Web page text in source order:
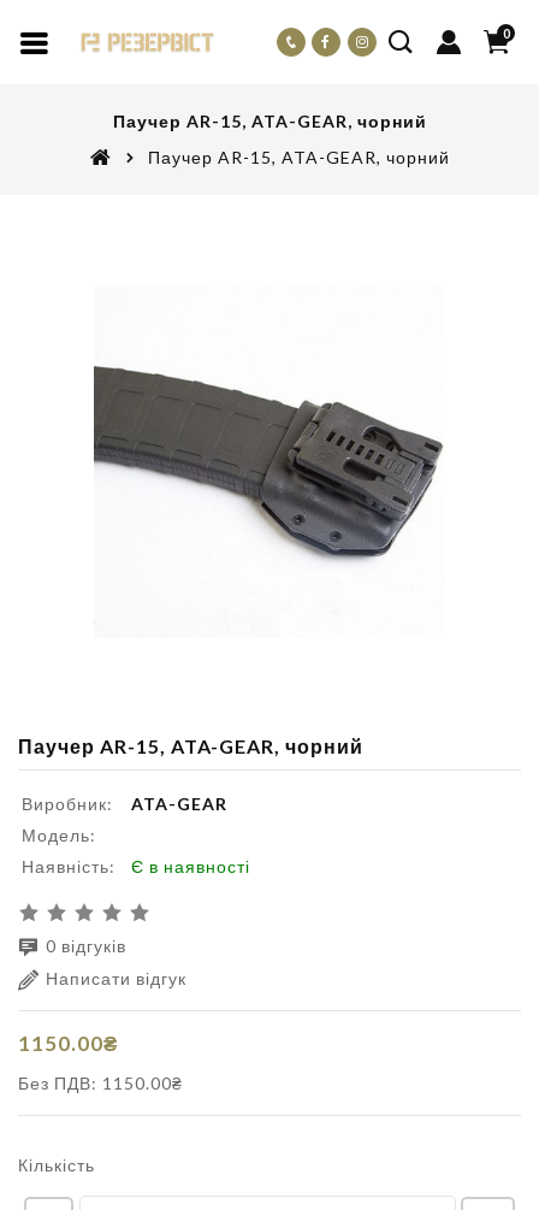
0
Паучер AR-15, ATA-GEAR, чорний
Паучер AR-15, ATA-GEAR, чорний
Паучер AR-15, ATA-GEAR, чорний
Виробник:
ATA-GEAR
Модель:
Наявність:
Є в наявності
0 відгуків
Написати відгук
1150.00₴
Без ПДВ: 1150.00₴
Кількість